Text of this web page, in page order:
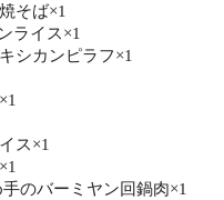
そば×1
ライス×1
シカンピラフ×1
ス×1
のバーミヤン回鍋肉×1